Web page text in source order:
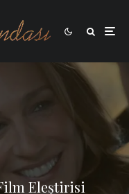
Eleştirisi